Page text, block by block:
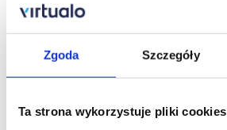
Zgoda Szczegóły
Ta strona wykorzystuje pliki cookies